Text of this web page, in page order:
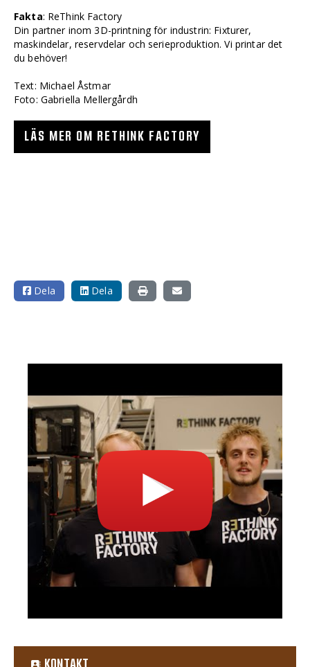
Fakta: ReThink Factory
Din partner inom 3D-printning för industrin: Fixturer,
maskindelar, reservdelar och serieproduktion. Vi printar det
du behöver!
Text: Michael Åstmar
Foto: Gabriella Mellergårdh
LÄS MER OM RETHINK FACTORY
Dela Dela